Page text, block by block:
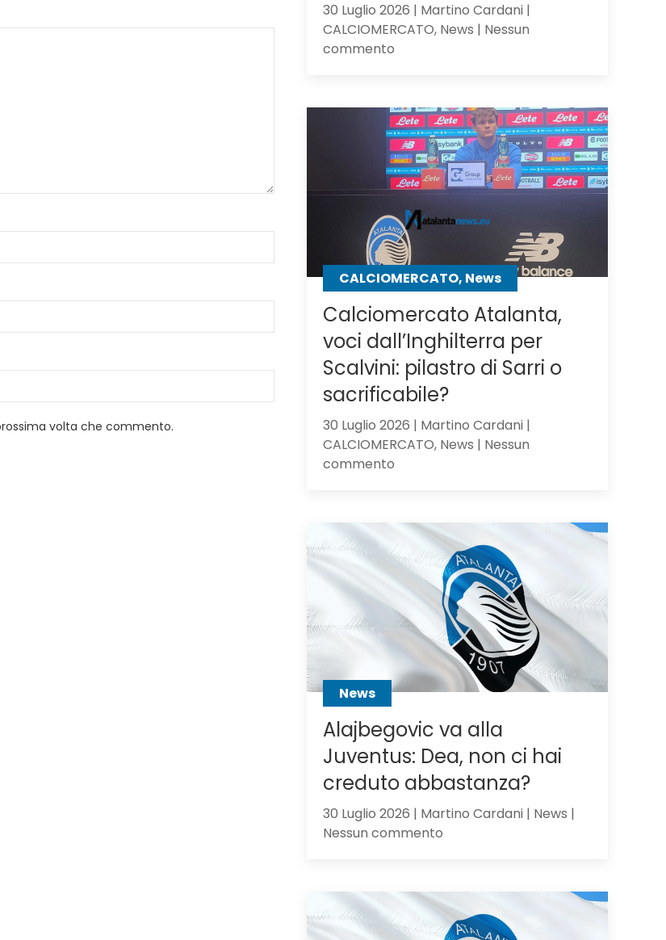
volta che commento.
30 Luglio 2026 | Martino Cardani |
CALCIOMERCATO, News | Nessun
commentosu
il
Milan,
su
Samardzic,
offre
CALCIOMERCATO, News
Calciomercato Atalanta,
voci dall’Inghilterra per
Scalvini: pilastro di Sarri o
sacrificabile?
30 Luglio 2026 | Martino Cardani |
CALCIOMERCATO, News | Nessun
commentosu
voci
dall’Inghilterra
per
Scalvini:
pilastro
di
Sarri
o
sacrificabile?
News
Alajbegovic va alla
Juventus: Dea, non ci hai
creduto abbastanza?
30 Luglio 2026 | Martino Cardani | News |
Nessun commentosu
alla
Juventus:
Dea,